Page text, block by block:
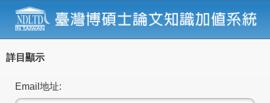
詳目顯示
Email地址: